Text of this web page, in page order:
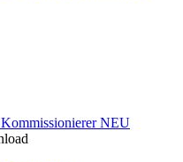
Kommissionierer NEU